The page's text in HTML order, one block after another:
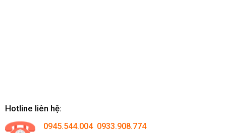
Hotline liên hệ:
0945.544.004 0933.908.774